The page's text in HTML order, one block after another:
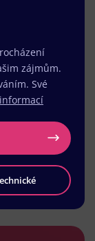
zájmům.
Své